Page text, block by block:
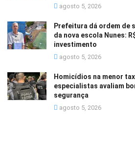
agosto 5, 2026
Prefeitura dá ordem de
da nova escola Nunes:
investimento
agosto 5, 2026
Homicídios na menor
especialistas avaliam
segurança
agosto 5, 2026